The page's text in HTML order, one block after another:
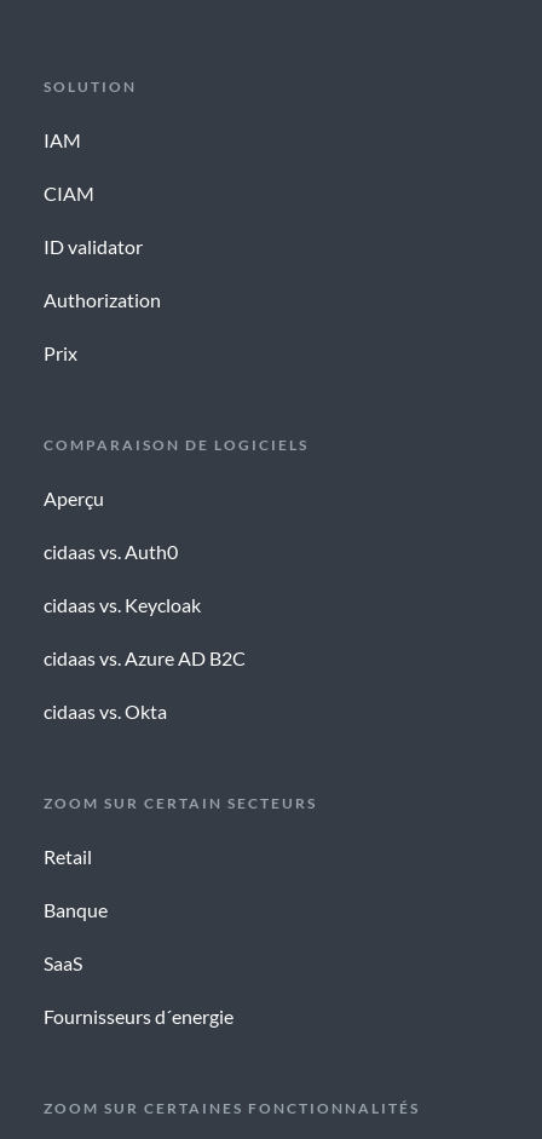
SOLUTION
IAM
CIAM
ID validator
Authorization
Prix
COMPARAISON DE LOGICIELS
Aperçu
cidaas vs. Auth0
cidaas vs. Keycloak
cidaas vs. Azure AD B2C
cidaas vs. Okta
ZOOM SUR CERTAIN SECTEURS
Retail
Banque
SaaS
Fournisseurs d´energie
ZOOM SUR CERTAINES FONCTIONNALITÉS